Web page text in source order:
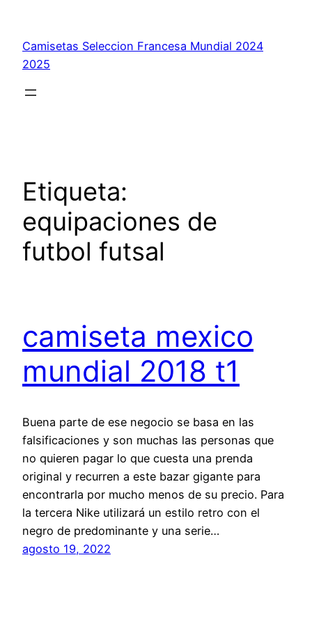
contenido
Camisetas Seleccion Francesa Mundial 2024
2025
Etiqueta:
equipaciones de
futbol futsal
camiseta mexico
mundial 2018 t1
Buena parte de ese negocio se basa en las
falsificaciones y son muchas las personas que
no quieren pagar lo que cuesta una prenda
original y recurren a este bazar gigante para
encontrarla por mucho menos de su precio. Para
la tercera Nike utilizará un estilo retro con el
negro de predominante y una serie…
agosto 19, 2022